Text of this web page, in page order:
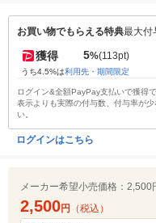
お買い物でもらえる特典最大付
獲得 5%(113pt)
うち4.5%は利用先・期間限定
ログイン&全額PayPay支払いで獲得
表示よりも実際の付与数、付与率が
い。
ログインはこちら
メーカー希望小売価格： 2,500
2,500円 （税込）